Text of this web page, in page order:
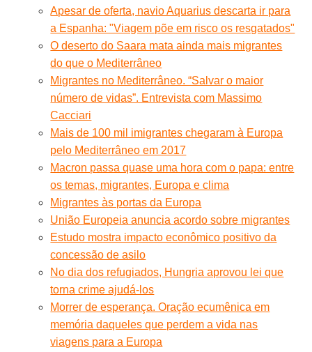
Apesar de oferta, navio Aquarius descarta ir para
a Espanha: "Viagem põe em risco os resgatados"
O deserto do Saara mata ainda mais migrantes
do que o Mediterrâneo
Migrantes no Mediterrâneo. “Salvar o maior
número de vidas”. Entrevista com Massimo
Cacciari
Mais de 100 mil imigrantes chegaram à Europa
pelo Mediterrâneo em 2017
Macron passa quase uma hora com o papa: entre
os temas, migrantes, Europa e clima
Migrantes às portas da Europa
União Europeia anuncia acordo sobre migrantes
Estudo mostra impacto econômico positivo da
concessão de asilo
No dia dos refugiados, Hungria aprovou lei que
torna crime ajudá-los
Morrer de esperança. Oração ecumênica em
memória daqueles que perdem a vida nas
viagens para a Europa